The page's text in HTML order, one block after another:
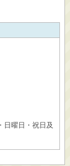
日曜日・祝日及